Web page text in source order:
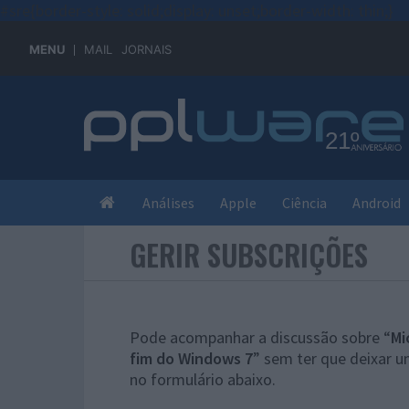
MENU MAIL JORNAIS
Análises Apple Ciência Android
GERIR SUBSCRIÇÕES
Pode acompanhar a discussão sobre “
fim do Windows 7” sem ter que deixar
no formulário abaixo.